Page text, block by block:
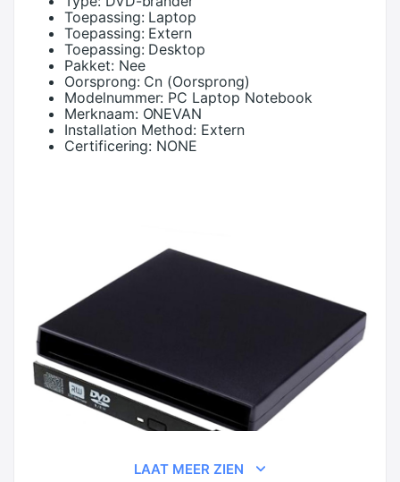
Toepassing: Laptop
Toepassing: Extern
Toepassing: Desktop
Pakket: Nee
Oorsprong: Cn (Oorsprong)
Modelnummer: PC Laptop Notebook
Merknaam: ONEVAN
Installation Method: Extern
Certificering: NONE
LAAT MEER ZIEN